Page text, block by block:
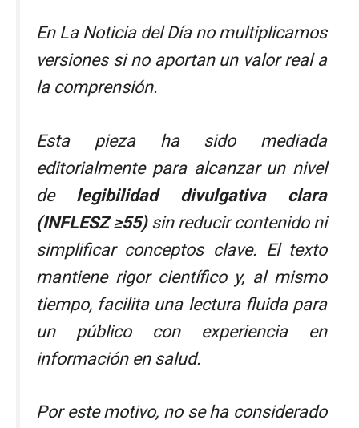
En La Noticia del Díano multiplicamos
versiones si no aportan un valor real a
la comprensión.
Esta pieza ha sido mediada
editorialmente para alcanzar un nivel
de legibilidad divulgativa clara
(INFLESZ ≥55)sin reducir contenido ni
simplificar conceptos clave. El texto
mantiene rigor científico y, al mismo
tiempo, facilita una lectura fluida para
un público con experiencia en
información en salud.
Por este motivo, no se ha considerado